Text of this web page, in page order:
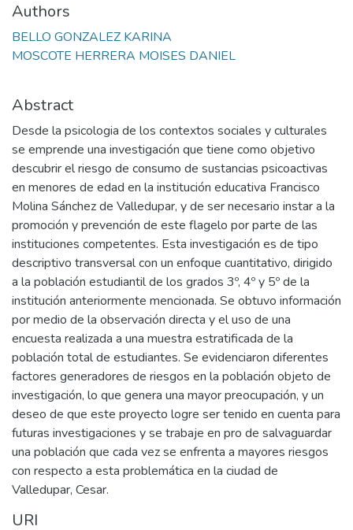
Authors
BELLO GONZALEZ KARINA
MOSCOTE HERRERA MOISES DANIEL
Abstract
Desde la psicologia de los contextos sociales y culturales
se emprende una investigación que tiene como objetivo
descubrir el riesgo de consumo de sustancias psicoactivas
en menores de edad en la institución educativa Francisco
Molina Sánchez de Valledupar, y de ser necesario instar a la
promoción y prevención de este flagelo por parte de las
instituciones competentes. Esta investigación es de tipo
descriptivo transversal con un enfoque cuantitativo, dirigido
a la población estudiantil de los grados 3º, 4º y 5º de la
institución anteriormente mencionada. Se obtuvo información
por medio de la observación directa y el uso de una
encuesta realizada a una muestra estratificada de la
población total de estudiantes. Se evidenciaron diferentes
factores generadores de riesgos en la población objeto de
investigación, lo que genera una mayor preocupación, y un
deseo de que este proyecto logre ser tenido en cuenta para
futuras investigaciones y se trabaje en pro de salvaguardar
una población que cada vez se enfrenta a mayores riesgos
con respecto a esta problemática en la ciudad de
Valledupar, Cesar.
URI